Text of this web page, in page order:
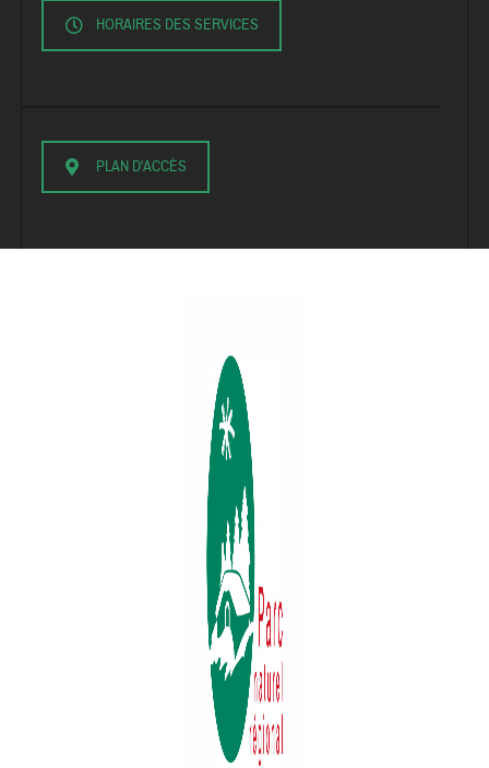
HORAIRES DES SERVICES
PLAN D'ACCÈS